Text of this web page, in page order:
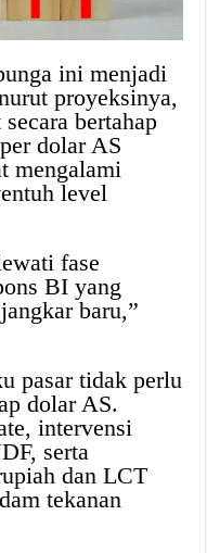
ini menjadi
proyeksinya,
bertahap
dolar AS
mengalami
level
fase
BI yang
baru,”
pasar tidak perlu
dolar AS.
intervensi
serta
dan LCT
tekanan